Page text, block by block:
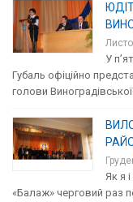
У
Губаль офіційно
голови
Як я
«Балаж» черговий раз